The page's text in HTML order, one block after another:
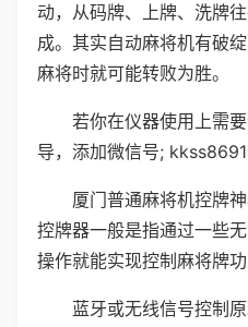
动，从码牌、上牌、洗牌
成。其实自动麻将机有破
麻将时就可能转败为胜。
若你在仪器使用上需
导，添加微信号; kkss8691
厦门普通麻将机控牌
控牌器一般是指通过一些
操作就能实现控制麻将牌功
蓝牙或无线信号控制